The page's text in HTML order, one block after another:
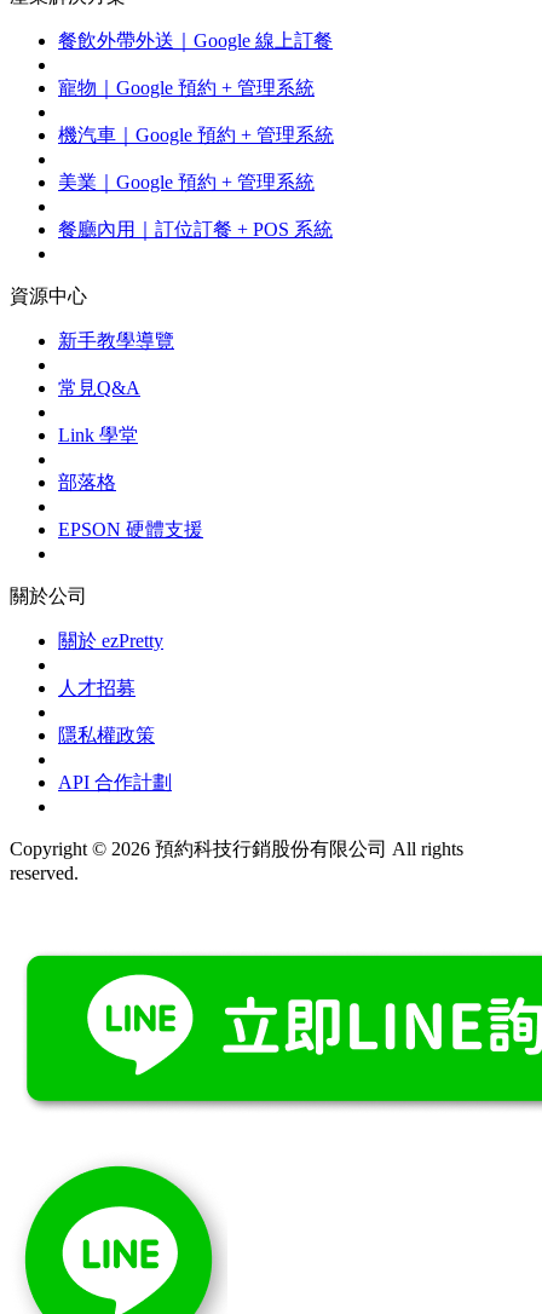
餐飲外帶外送｜Google 線上訂餐
寵物｜Google 預約 + 管理系統
機汽車｜Google 預約 + 管理系統
美業｜Google 預約 + 管理系統
餐廳內用｜訂位訂餐 + POS 系統
資源中心
新手教學導覽
常見Q&A
Link 學堂
部落格
EPSON 硬體支援
關於公司
關於 ezPretty
人才招募
隱私權政策
API 合作計劃
Copyright © 2026 預約科技行銷股份有限公司 All rights
reserved.